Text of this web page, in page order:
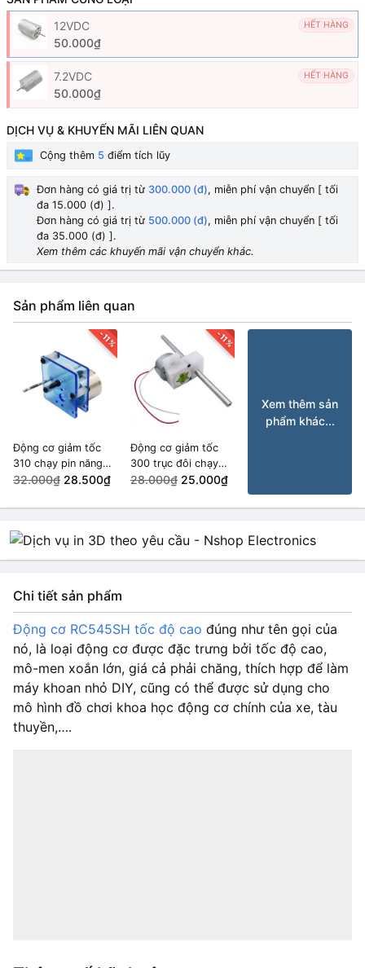
12VDC
HẾT HÀNG
50.000₫
7.2VDC HẾT HÀNG
50.000₫
DỊCH VỤ & KHUYẾN MÃI LIÊN QUAN
Cộng thêm 5 điểm tích lũy
Đơn hàng có giá trị từ 300.000 (đ), miễn phí vận chuyển [ tối
đa 15.000 (đ) ].
Đơn hàng có giá trị từ 500.000 (đ), miễn phí vận chuyển [ tối
đa 35.000 (đ) ].
Xem thêm các khuyến mãi vận chuyển khác.
Sản phẩm liên quan
-11%
Động cơ giảm tốc
310 chạy pin năng
lượng mặt trời
32.000₫ 28.500₫
-11%
Động cơ giảm tốc
300 trục đôi chạy
pin năng lượng mặt
28.000₫ 25.000₫
Xem thêm sản
phẩm khác...
Chi tiết sản phẩm
Động cơ RC545SH tốc độ cao đúng như tên gọi của
nó, là loại động cơ được đặc trưng bởi tốc độ cao,
mô-men xoắn lớn, giá cả phải chăng, thích hợp để làm
máy khoan nhỏ DIY, cũng có thể được sử dụng cho
mô hình đồ chơi khoa học động cơ chính của xe, tàu
thuyền,….